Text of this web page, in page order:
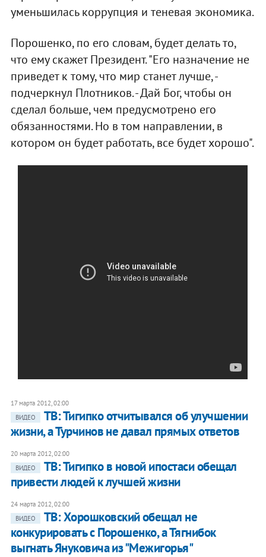
уменьшилась коррупция и теневая экономика.
Порошенко, по его словам, будет делать то,
что ему скажет Президент. "Его назначение не
приведет к тому, что мир станет лучше, -
подчеркнул Плотников. - Дай Бог, чтобы он
сделал больше, чем предусмотрено его
обязанностями. Но в том направлении, в
котором он будет работать, все будет хорошо".
17 марта 2012, 02:00
ВИДЕО
ТВ: Тигипко отчитывался об улучшении
жизни, а Турчинов не давал прямых ответов
20 марта 2012, 02:00
ВИДЕО
ТВ: Тигипко в новой ипостаси обещал
привести людей к лучшей жизни
24 марта 2012, 02:00
ВИДЕО
ТВ: Хорошковский обещал не
конкурировать с Порошенко, а Тягнибок
выгнать Януковича из "Межигорья"